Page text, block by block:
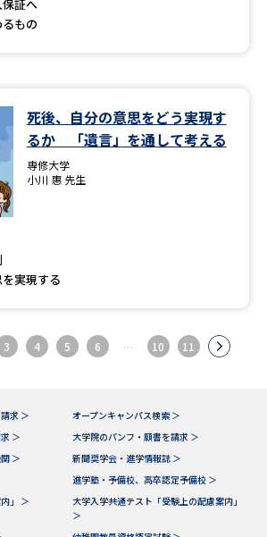
証へ
もの
死後、自分の意思をどう実現す
るか 「遺言」を通して考える
専修大学
小川 惠 先生
実現する
3 4 5 6 … 10 11
求 ＞
オープンキャンパス検索 ＞
＞
大学院のパンフ・願書を請求 ＞
＞
新聞奨学会・進学情報誌 ＞
進学塾・予備校、高卒認定予備校 ＞
」 ＞
大学入学共通テスト「受験上の配慮案内」
＞